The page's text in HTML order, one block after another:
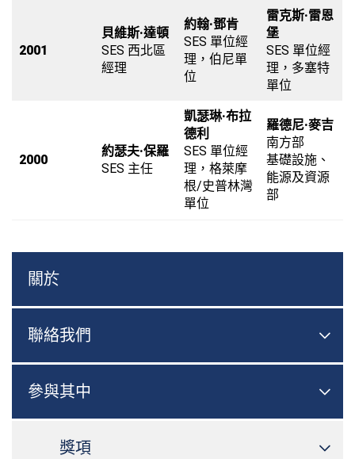
2001
貝維斯·達頓
SES 西北區
經理
約翰·鄧肯
SES 單位經
理，伯尼單
位
雷克斯·雷恩
堡
SES 單位經
理，多塞特
單位
2000
約瑟夫·保羅
SES 主任
凱瑟琳·布拉
德利
SES 單位經
理，格萊摩
根/史普林灣
單位
羅德尼·麥吉
南方部
基礎設施、
能源及資源
部
關於
聯絡我們 切換

參與其中 切換

獎項 切換
